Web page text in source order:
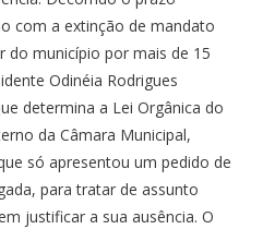
com a extinção de mandato
do município por mais de 15
Odinéia Rodrigues
determina a Lei Orgânica do
da Câmara Municipal,
só apresentou um pedido de
para tratar de assunto
justificar a sua ausência. O